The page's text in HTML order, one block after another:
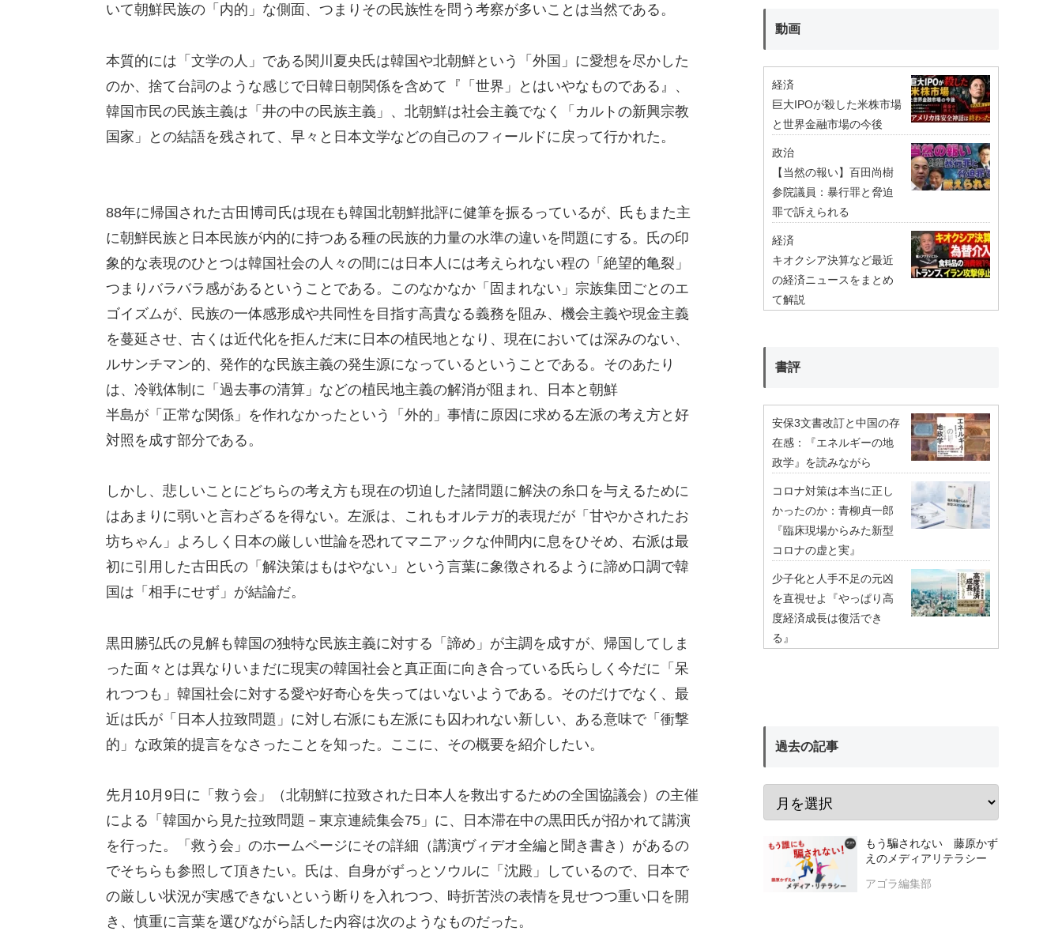
いて朝鮮民族の「内的」な側面、つまりその民族性を問う考察が多いことは当然である。
本質的には「文学の人」である関川夏央氏は韓国や北朝鮮という「外国」に愛想を尽かした
のか、捨て台詞のような感じで日韓日朝関係を含めて『「世界」とはいやなものである』、
韓国市民の民族主義は「井の中の民族主義」、北朝鮮は社会主義でなく「カルトの新興宗教
国家」との結語を残されて、早々と日本文学などの自己のフィールドに戻って行かれた。
88年に帰国された古田博司氏は現在も韓国北朝鮮批評に健筆を振るっているが、氏もまた主
に朝鮮民族と日本民族が内的に持つある種の民族的力量の水準の違いを問題にする。氏の印
象的な表現のひとつは韓国社会の人々の間には日本人には考えられない程の「絶望的亀裂」
つまりバラバラ感があるということである。このなかなか「固まれない」宗族集団ごとのエ
ゴイズムが、民族の一体感形成や共同性を目指す高貴なる義務を阻み、機会主義や現金主義
を蔓延させ、古くは近代化を拒んだ末に日本の植民地となり、現在においては深みのない、
ルサンチマン的、発作的な民族主義の発生源になっているということである。そのあたり
は、冷戦体制に「過去事の清算」などの植民地主義の解消が阻まれ、日本と朝鮮
半島が「正常な関係」を作れなかったという「外的」事情に原因に求める左派の考え方と好
対照を成す部分である。
しかし、悲しいことにどちらの考え方も現在の切迫した諸問題に解決の糸口を与えるために
はあまりに弱いと言わざるを得ない。左派は、これもオルテガ的表現だが「甘やかされたお
坊ちゃん」よろしく日本の厳しい世論を恐れてマニアックな仲間内に息をひそめ、右派は最
初に引用した古田氏の「解決策はもはやない」という言葉に象徴されるように諦め口調で韓
国は「相手にせず」が結論だ。
黒田勝弘氏の見解も韓国の独特な民族主義に対する「諦め」が主調を成すが、帰国してしま
った面々とは異なりいまだに現実の韓国社会と真正面に向き合っている氏らしく今だに「呆
れつつも」韓国社会に対する愛や好奇心を失ってはいないようである。そのだけでなく、最
近は氏が「日本人拉致問題」に対し右派にも左派にも囚われない新しい、ある意味で「衝撃
的」な政策的提言をなさったことを知った。ここに、その概要を紹介したい。
先月10月9日に「救う会」（北朝鮮に拉致された日本人を救出するための全国協議会）の主催
による「韓国から見た拉致問題－東京連続集会75」に、日本滞在中の黒田氏が招かれて講演
を行った。「救う会」のホームページにその詳細（講演ヴィデオ全編と聞き書き）があるの
でそちらも参照して頂きたい。氏は、自身がずっとソウルに「沈殿」しているので、日本で
の厳しい状況が実感できないという断りを入れつつ、時折苦渋の表情を見せつつ重い口を開
き、慎重に言葉を選びながら話した内容は次のようなものだった。
動画
経済
巨大IPOが殺した米株市場
と世界金融市場の今後
政治
【当然の報い】百田尚樹
参院議員：暴行罪と脅迫
罪で訴えられる
経済
キオクシア決算など最近
の経済ニュースをまとめ
て解説
書評
安保3文書改訂と中国の存
在感：『エネルギーの地
政学』を読みながら
コロナ対策は本当に正し
かったのか：青柳貞一郎
『臨床現場からみた新型
コロナの虚と実』
少子化と人手不足の元凶
を直視せよ『やっぱり高
度経済成長は復活でき
る』
過去の記事
もう騙されない 藤原かず
えのメディアリテラシー
アゴラ編集部